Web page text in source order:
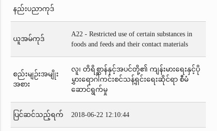
နည်းပညာကုဒ်
ယူအမ်ကုဒ်
A22 - Restricted use of certain substances in
foods and feeds and their contact materials
စည်းမျဉ်းအမျိုး
အစား
လူ၊ တိရိစ္ဆာန်နှင့်အပင်တို့၏ ကျန်းမားရေးနှင့်ပို
မွှားရောဂါကင်းစင်သန့်ရှင်းရေးဆိုင်ရာ စီမံ
ဆောင်ရွက်မှု
ပြင်ဆင်သည့်ရက် 2018-06-22 12:10:44